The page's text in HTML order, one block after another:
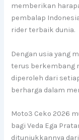
memberikan
pembalap
rider terbaik dunia.
Dengan usia yang
terus berkembang
diperoleh dari
berharga dalam
Moto3 Ceko 2026
bagi Veda Ega
ditunjukkannya